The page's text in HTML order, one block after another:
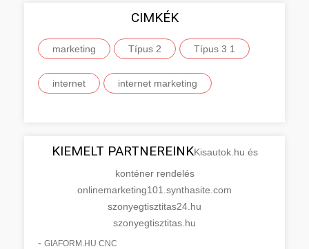
CIMKÉK
marketing Típus 2 Típus 3 1
internet internet marketing
KIEMELT PARTNEREINKKisautok.hu és
konténer rendelés
onlinemarketing101.synthasite.com
szonyegtisztitas24.hu
szonyegtisztitas.hu
- GIAFORM.HU CNC